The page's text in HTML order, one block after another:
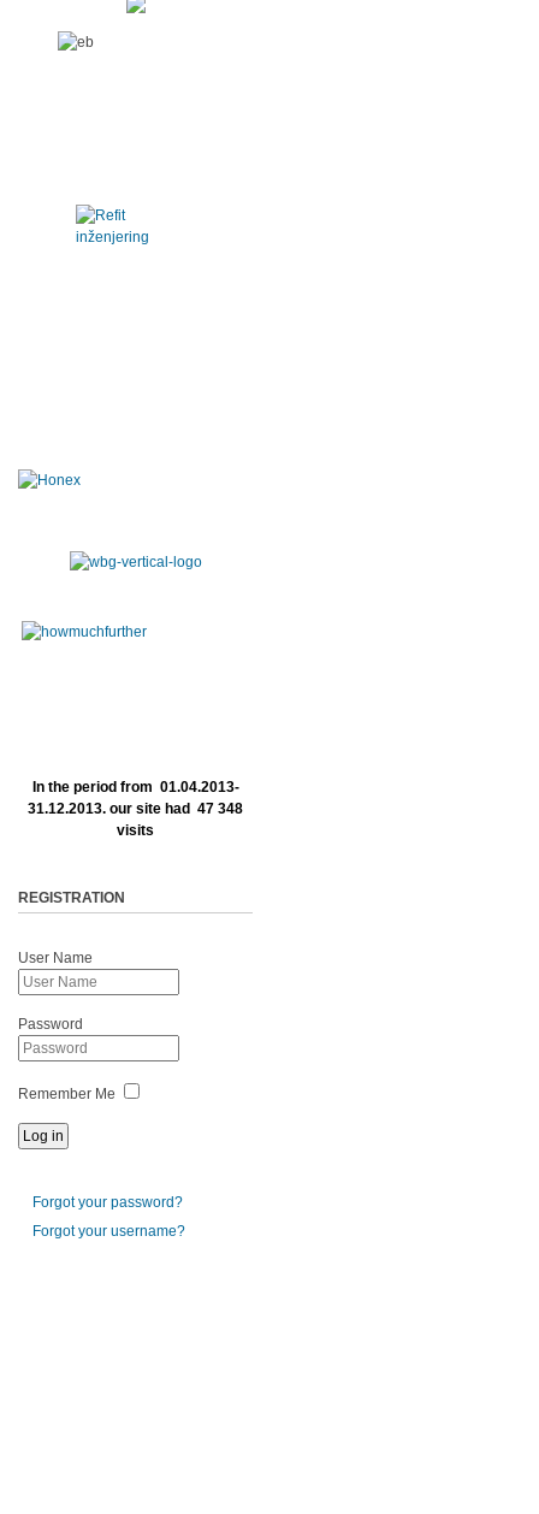
In the period from 01.04.2013-
31.12.2013. our site had 47 348
visits
REGISTRATION
User Name
Password
Remember Me
Forgot your password?
Forgot your username?